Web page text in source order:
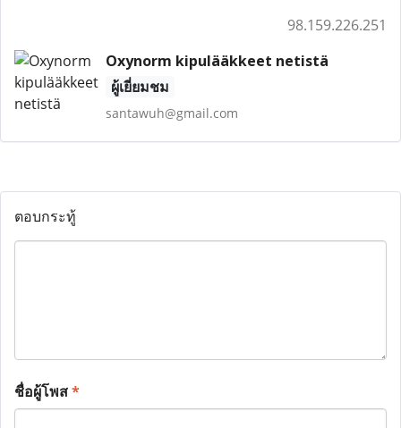
98.159.226.251
Oxynorm kipulääkkeet netistä
ผู้เยี่ยมชม
santawuh@gmail.com
ตอบกระทู้
ชื่อผู้โพส*